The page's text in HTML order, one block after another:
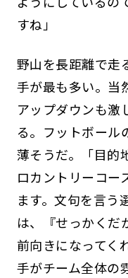
すね」
野山を長距離で走
手が最も多い。当
アップダウンも激
る。フットボール
薄そうだ。「目的
ロカントリーコー
ます。文句を言う
は、『せっかくだ
前向きになってく
手がチーム全体の